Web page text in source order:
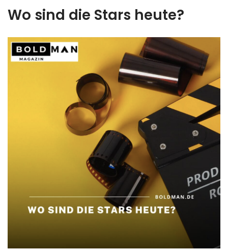
Wo sind die Stars heute?